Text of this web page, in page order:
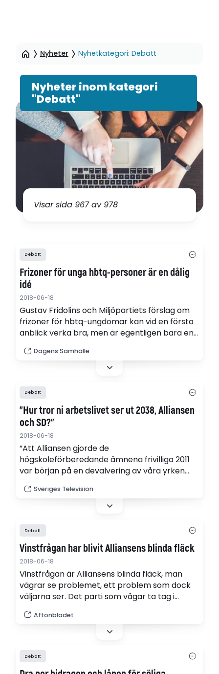
sidinnehåll
Nyheter Nyhetkategori: Debatt
Nyheter inom kategori
"Debatt"
Visar sida 967 av 978
Debatt
Frizoner för unga hbtq-personer är en dålig
idé
2018-06-18
Gustav Fridolins och Miljöpartiets förslag om
frizoner för hbtq-ungdomar kan vid en första
anblick verka bra, men är egentligen bara en
Dagens Samhälle
Debatt
”Hur tror ni arbetslivet ser ut 2038, Alliansen
och SD?”
2018-06-18
”Att Alliansen gjorde de
högskoleförberedande ämnena frivilliga 2011
var början på en devalvering av våra yrken
företrädare för Byggnads, Elektrikerna,
Fastighets, Målarna och Seko.
Sveriges Television
Debatt
Vinstfrågan har blivit Alliansens blinda fläck
2018-06-18
Vinstfrågan är Alliansens blinda fläck, man
vägrar se problemet, ett problem som dock
väljarna ser. Det parti som vågar ta tag i
väljare, skriver Åsa Fahlén, ordförande
Aftonbladet
Debatt